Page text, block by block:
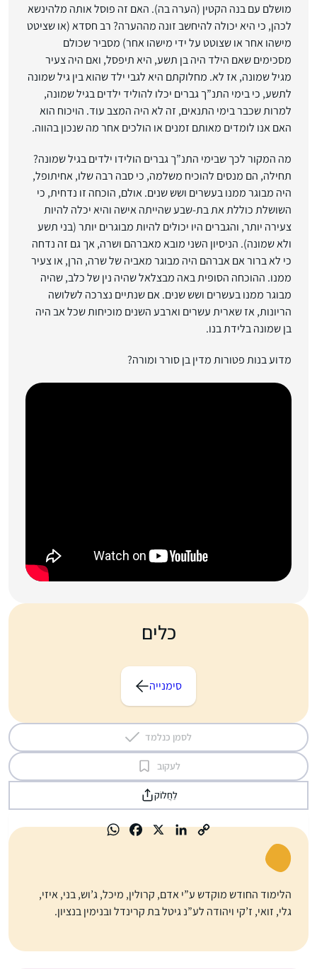
מושלם עם בנה הקטין (הערה בה). האם זה פוסל אותה מלהינשא
לכהן, כי היא יכולה להיחשב זונה מההערה? רב חסדא (או שציטט
מישהו אחר או שצוטט על ידי מישהו אחר) מסביר שכולם
מסכימים שאם הילד היה בן תשע, היא תיפסל, ואם היה צעיר
מגיל שמונה, אז לא. מחלוקתם היא לגבי ילד שהוא בין גיל שמונה
לתשע, כי בימי התנ”ך גברים יכלו להוליד ילדים בגיל שמונה,
למרות שכבר בימי התנאים, זה לא היה המצב עוד. הויכוח הוא
האם אנו לומדים מאותם זמנים או הולכים אחר מה שנכון בהווה.
מה המקור לכך שבימי התנ”ך גברים הולידו ילדים בגיל שמונה?
תחילה, הם מנסים להוכיח משלמה, כי סבה רבה שלו, אחיתופל,
היה מבוגר ממנו בעשרים ושש שנים. אולם, הוכחה זו נדחית, כי
השושלת כוללת את בת-שבע שהייתה אישה והיא יכלה להיות
צעירה יותר, והגברים היו יכולים להיות מבוגרים יותר (בני תשע
ולא שמונה). הניסיון השני מובא מאברהם ושרה, אך גם זה נדחה
כי לא ברור אם אברהם היה מבוגר מאביה של שרה, הרן, או צעיר
ממנו. ההוכחה הסופית באה מבצלאל שהיה נין של כלב, שהיה
מבוגר ממנו בעשרים ושש שנים. אם שנתיים נצרכה לשלושה
הריונות, אז שארית עשרים וארבע השנים מוכיחות שכל אב היה
בן שמונה בלידת בנו.
מדוע בנות פטורות מדין בן סורר ומורה?
כלים
סימנייה
לסמן כנלמד
לעקוב
לַחֲלוֹק
הלימוד החודש מוקדש ע”י אדם, קרולין, מיכל, ג’וש, בני, איזי,
גלי, זואי, ז’קי ויהודה לע”נ גיטל בת קרינדל ובנימין בנציון.